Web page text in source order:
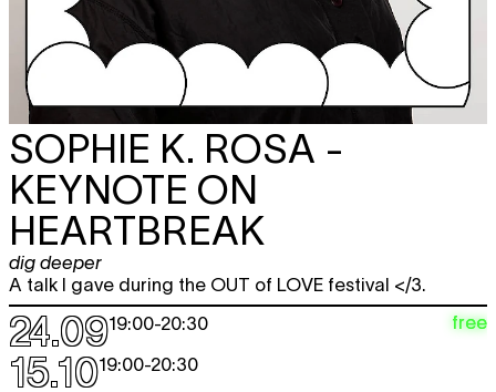
SOPHIE K. ROSA -
KEYNOTE ON
HEARTBREAK
dig deeper
A talk I gave during the OUT of LOVE festival </3.
24.0919:00-20:30
15.1019:00-20:30
free